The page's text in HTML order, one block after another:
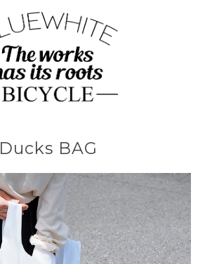
Ducks BAG